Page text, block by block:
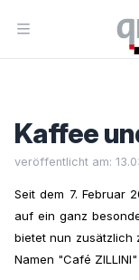
Open menu
Kaffee
veröffentlicht am:
Seit dem 7. Februar
auf ein ganz
bietet nun zusätzlich
Namen "Café ZILLINI"